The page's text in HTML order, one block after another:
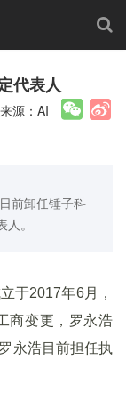
代表人
来源：AI
前卸任锤子科
。
于2017年6月，
商变更，罗永浩
永浩目前担任执